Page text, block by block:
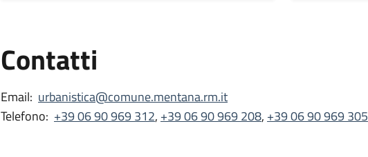
Contatti
Email: urbanistica@comune.mentana.rm.it
Telefono: +39 06 90 969 312, +39 06 90 969 208, +39 06 90 969 305